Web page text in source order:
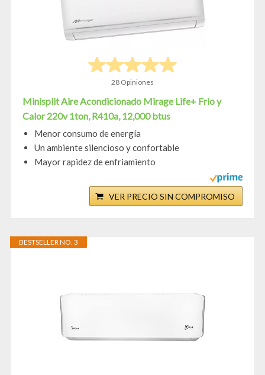
28 Opiniones
Minisplit Aire Acondicionado Mirage Life+ Frio y
Calor 220v 1ton, R410a, 12,000 btus
Menor consumo de energía
Un ambiente silencioso y confortable
Mayor rapidez de enfriamiento
VER PRECIO SIN COMPROMISO
BESTSELLER NO. 3